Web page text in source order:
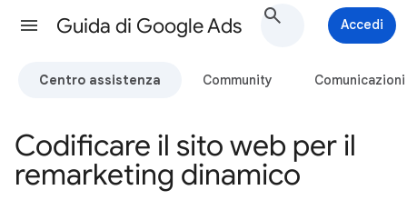
Guida di Google Ads Accedi
Centro assistenza Community Comunicazioni
Codificare il sito web per il
remarketing dinamico